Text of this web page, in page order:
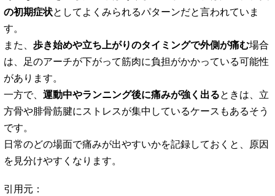
の初期症状としてよくみられるパターンだと言われていま
す。
また、 歩き始めや立ち上がりのタイミングで外側が痛む場合
は、足のアーチが下がって筋肉に負担がかかっている可能性
があります。
一方で、 運動中やランニング後に痛みが強く出るときは、立
方骨や腓骨筋腱にストレスが集中しているケースもあるそう
です。
日常のどの場面で痛みが出やすいかを記録しておくと、原因
を見分けやすくなります。
引用元：